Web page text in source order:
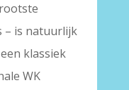
– is natuurlijk
klassiek
WK